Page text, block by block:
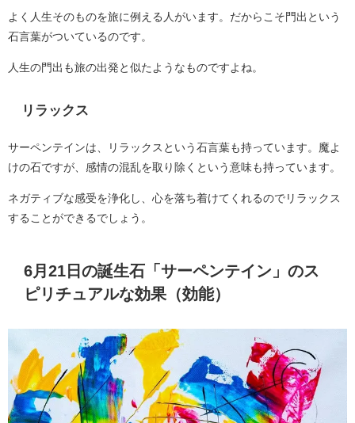
よく人生そのものを旅に例える人がいます。だからこそ門出という
石言葉がついているのです。
人生の門出も旅の出発と似たようなものですよね。
リラックス
サーペンテインは、リラックスという石言葉も持っています。魔よ
けの石ですが、感情の混乱を取り除くという意味も持っています。
ネガティブな感受を浄化し、心を落ち着けてくれるのでリラックス
することができるでしょう。
6月21日の誕生石「サーペンテイン」のス
ピリチュアルな効果（効能）